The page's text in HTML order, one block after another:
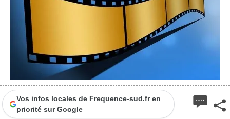
Vos infos locales de Frequence-sud.fr en
priorité sur Google